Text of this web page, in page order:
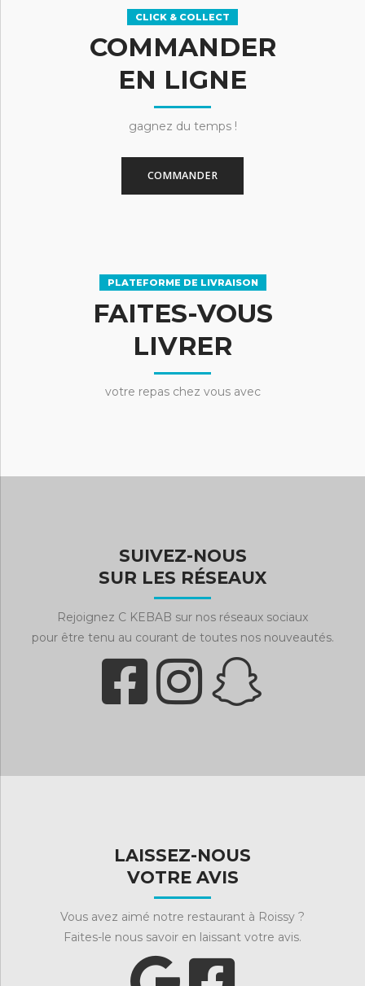
CLICK & COLLECT
COMMANDER
EN LIGNE
gagnez du temps !
COMMANDER
PLATEFORME DE LIVRAISON
FAITES-VOUS
LIVRER
votre repas chez vous avec
SUIVEZ-NOUS
SUR LES RÉSEAUX
Rejoignez C KEBAB sur nos réseaux sociaux
pour être tenu au courant de toutes nos nouveautés.
LAISSEZ-NOUS
VOTRE AVIS
Vous avez aimé notre restaurant à Roissy ?
Faites-le nous savoir en laissant votre avis.